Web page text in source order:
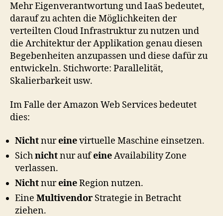
Mehr Eigenverantwortung und IaaS bedeutet,
darauf zu achten die Möglichkeiten der
verteilten Cloud Infrastruktur zu nutzen und
die Architektur der Applikation genau diesen
Begebenheiten anzupassen und diese dafür zu
entwickeln. Stichworte: Parallelität,
Skalierbarkeit usw.
Im Falle der Amazon Web Services bedeutet
dies:
Nichtnureinevirtuelle Maschine einsetzen.
Sichnichtnur aufeineAvailability Zone
verlassen.
NichtnureineRegion nutzen.
Eine Multivendor Strategie in Betracht
ziehen.